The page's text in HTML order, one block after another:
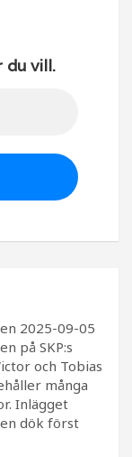
du vill.
2025-09-05
på SKP:s
och Tobias
många
Inlägget
dök först